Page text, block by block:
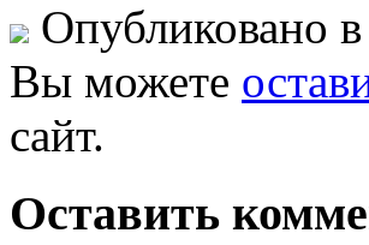
Опубликовано
Вы можете
сайт.
Оставить